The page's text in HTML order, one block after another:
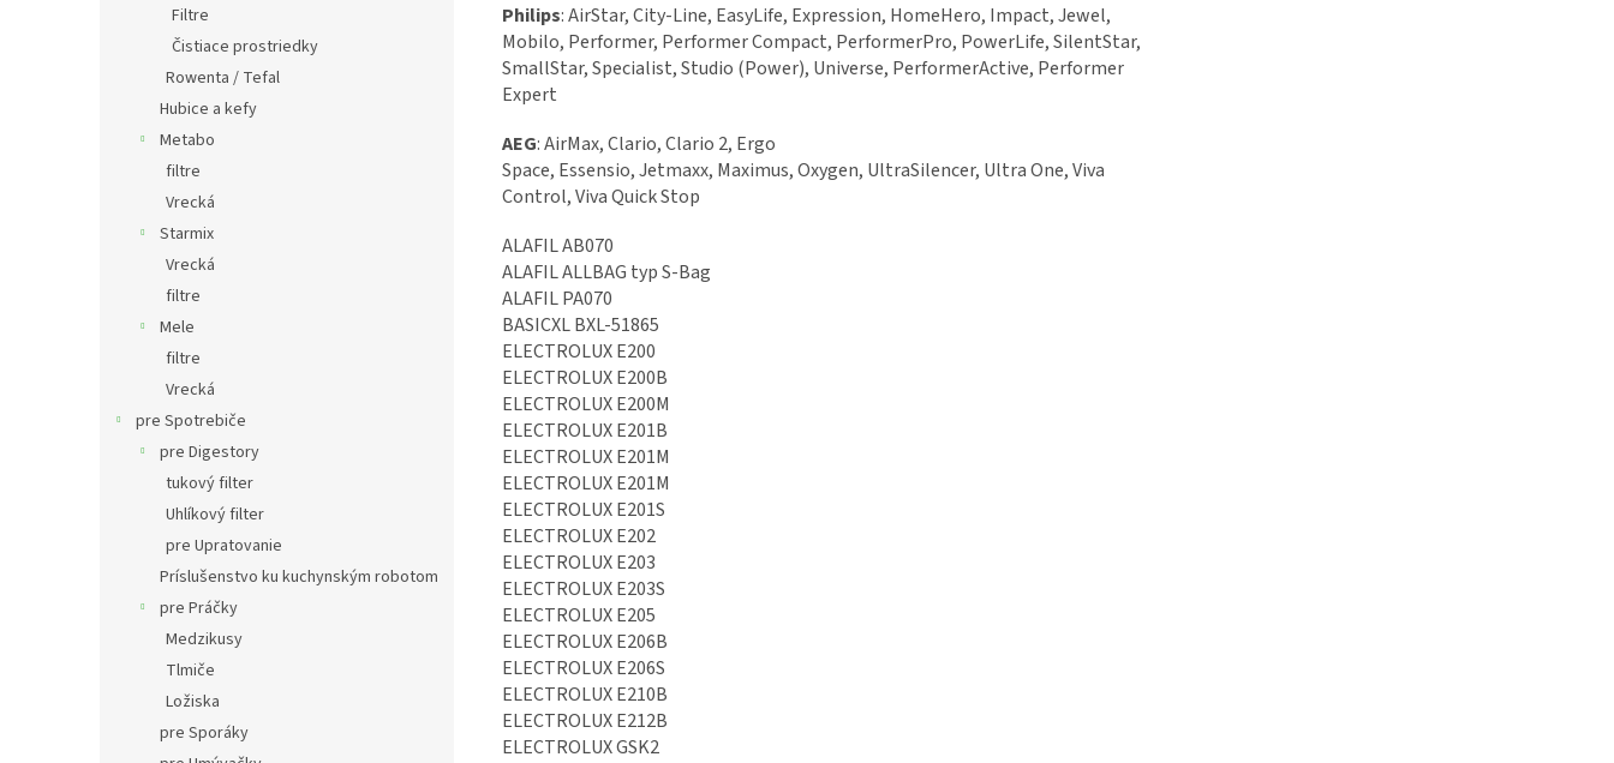
Filtre
Čistiace prostriedky
Rowenta / Tefal
Hubice a kefy
Metabo
filtre
Vrecká
Starmix
Vrecká
filtre
Mele
filtre
Vrecká
pre Spotrebiče
pre Digestory
tukový filter
Uhlíkový filter
pre Upratovanie
Príslušenstvo ku kuchynským robotom
pre Práčky
Medzikusy
Tlmiče
Ložiska
pre Sporáky
Philips: AirStar, City-Line, EasyLife, Expression, HomeHero, Impact, Jewel,
Mobilo, Performer, Performer Compact, PerformerPro, PowerLife, SilentStar,
SmallStar, Specialist, Studio (Power), Universe, PerformerActive, Performer
Expert
AEG: AirMax, Clario, Clario 2, Ergo
Space, Essensio, Jetmaxx, Maximus, Oxygen, UltraSilencer, Ultra One, Viva
Control, Viva Quick Stop
ALAFIL AB070
ALAFIL ALLBAG typ S-Bag
ALAFIL PA070
BASICXL BXL-51865
ELECTROLUX E200
ELECTROLUX E200B
ELECTROLUX E200M
ELECTROLUX E201B
ELECTROLUX E201M
ELECTROLUX E201M
ELECTROLUX E201S
ELECTROLUX E202
ELECTROLUX E203
ELECTROLUX E203S
ELECTROLUX E205
ELECTROLUX E206B
ELECTROLUX E206S
ELECTROLUX E210B
ELECTROLUX E212B
ELECTROLUX GSK2